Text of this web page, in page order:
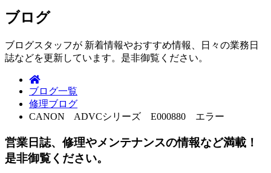
ブログ
ブログスタッフが 新着情報やおすすめ情報、日々の業務日
誌などを更新しています。是非御覧ください。
ブログ一覧
修理ブログ
CANON ADVCシリーズ E000880 エラー
営業日誌、修理やメンテナンスの情報など満載！
是非御覧ください。